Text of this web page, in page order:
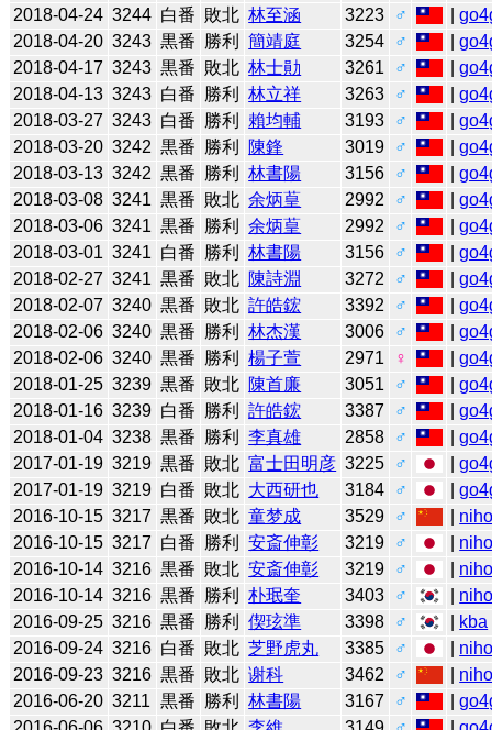
2018-04-24 3244 白番 敗北 林至涵 3223 ♂ |
2018-04-20 3243 黒番 勝利 簡靖庭 3254 ♂ |
2018-04-17 3243 黒番 敗北 林士勛 3261 ♂ |
2018-04-13 3243 白番 勝利 林立祥 3263 ♂ |
2018-03-27 3243 白番 勝利 賴均輔 3193 ♂ |
2018-03-20 3242 黒番 勝利 陳鋒 3019 ♂ |
2018-03-13 3242 黒番 勝利 林書陽 3156 ♂ |
2018-03-08 3241 黒番 敗北 余炳葟 2992 ♂ |
2018-03-06 3241 黒番 勝利 余炳葟 2992 ♂ |
2018-03-01 3241 白番 勝利 林書陽 3156 ♂ |
2018-02-27 3241 黒番 敗北 陳詩淵 3272 ♂ |
2018-02-07 3240 黒番 敗北 許皓鋐 3392 ♂ |
2018-02-06 3240 黒番 勝利 林杰漢 3006 ♂ |
2018-02-06 3240 黒番 勝利 楊子萱 2971 ♀ |
2018-01-25 3239 黒番 敗北 陳首廉 3051 ♂ |
2018-01-16 3239 白番 勝利 許皓鋐 3387 ♂ |
2018-01-04 3238 黒番 勝利 李真雄 2858 ♂ |
2017-01-19 3219 黒番 敗北 富士田明彦 3225 ♂ |
2017-01-19 3219 白番 敗北 大西研也 3184 ♂ |
2016-10-15 3217 黒番 敗北 童梦成 3529 ♂
2016-10-15 3217 白番 勝利 安斎伸彰 3219 ♂
2016-10-14 3216 黒番 敗北 安斎伸彰 3219 ♂
2016-10-14 3216 黒番 勝利 朴珉奎 3403 ♂
2016-09-25 3216 黒番 勝利 偰玹準 3398 ♂ kba
2016-09-24 3216 白番 敗北 芝野虎丸 3385 ♂
2016-09-23 3216 黒番 敗北 谢科 3462 ♂
2016-06-20 3211 黒番 勝利 林書陽 3167 ♂ |